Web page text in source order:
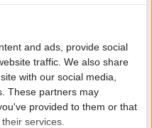
and ads, provide social
traffic. We also share
with our social media,
These partners may
provided to them or that
services.